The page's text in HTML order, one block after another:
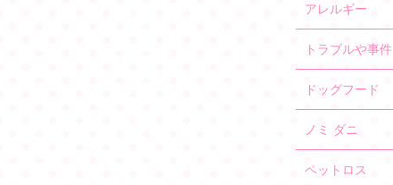
アレルギー
トラブルや事件
ドッグフード
ノミ ダニ
ペットロス